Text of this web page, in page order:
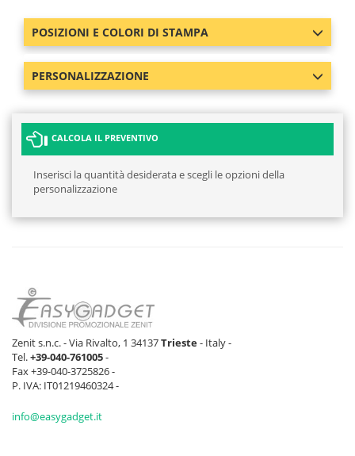
POSIZIONI E COLORI DI STAMPA
PERSONALIZZAZIONE
CALCOLA IL PREVENTIVO
Inserisci la quantità desiderata e scegli le opzioni della
personalizzazione
Zenit s.n.c. - Via Rivalto, 1 34137Trieste- Italy -
Tel.+39-040-761005-
Fax +39-040-3725826 -
P. IVA: IT01219460324 -
info@easygadget.it